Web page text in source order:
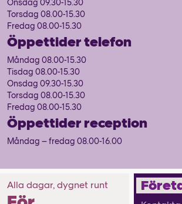
Onsdag 09.30-15.30
Torsdag 08.00-15.30
Fredag 08.00-15.30
Öppettider telefon
Måndag 08.00-15.30
Tisdag 08.00-15.30
Onsdag 09.30-15.30
Torsdag 08.00-15.30
Fredag 08.00-15.30
Öppettider reception
Måndag – fredag 08.00-16.00
Alla dagar, dygnet runt